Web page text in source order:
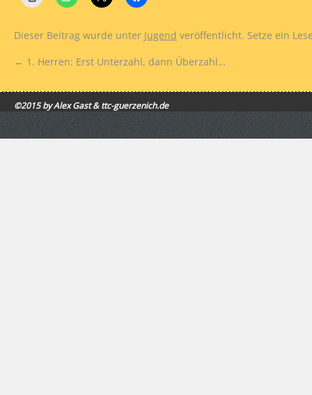
Dieser Beitrag wurde unter Jugend veröffentlicht. Setze ein
← 1. Herren: Erst Unterzahl, dann Überzahl…
©2015 by Alex Gast & ttc-guerzenich.de